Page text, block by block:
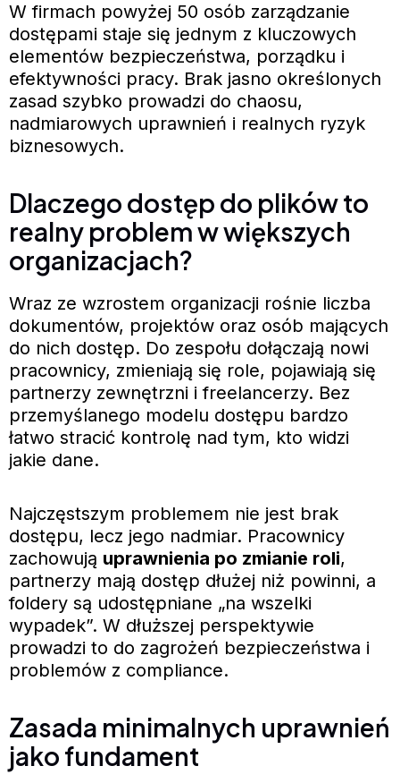
W firmach powyżej 50 osób zarządzanie
dostępami staje się jednym z kluczowych
elementów bezpieczeństwa, porządku i
efektywności pracy. Brak jasno określonych
zasad szybko prowadzi do chaosu,
nadmiarowych uprawnień i realnych ryzyk
biznesowych.
Dlaczego dostęp do plików to
realny problem w większych
organizacjach?
Wraz ze wzrostem organizacji rośnie liczba
dokumentów, projektów oraz osób mających
do nich dostęp. Do zespołu dołączają nowi
pracownicy, zmieniają się role, pojawiają się
partnerzy zewnętrzni i freelancerzy. Bez
przemyślanego modelu dostępu bardzo
łatwo stracić kontrolę nad tym, kto widzi
jakie dane.
Najczęstszym problemem nie jest brak
dostępu, lecz jego nadmiar. Pracownicy
zachowują uprawnienia po zmianie roli,
partnerzy mają dostęp dłużej niż powinni, a
foldery są udostępniane „na wszelki
wypadek”. W dłuższej perspektywie
prowadzi to do zagrożeń bezpieczeństwa i
problemów z compliance.
Zasada minimalnych uprawnień
jako fundament